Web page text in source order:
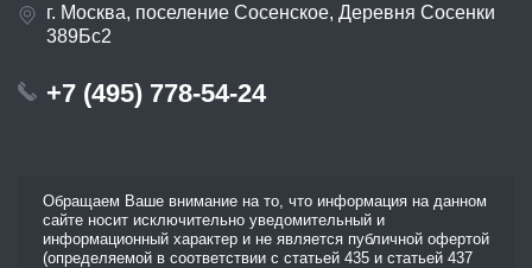
г. Москва, поселение Сосенское, Деревня Сосенки
389Бс2
+7 (495) 778-54-24
Обращаем Ваше внимание на то, что информация на данном
сайте носит исключительно уведомительный и
информационный характер и не является публичной офертой
(определяемой в соответствии с статьей 435 и статьей 437